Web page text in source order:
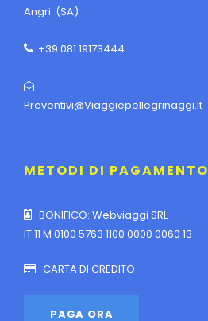
Angri (SA)
+39 081 19173444
Preventivi@viaggiepellegrinaggi.it
METODI DI PAGAMENTO
BONIFICO: Webviaggi SRL
IT 11 M 0100 5763 1100 0000 0060 13
CARTA DI CREDITO